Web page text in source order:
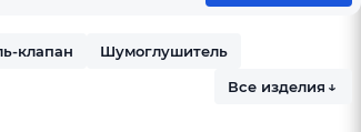
клапан
Шумоглушитель
Все изделия ↓